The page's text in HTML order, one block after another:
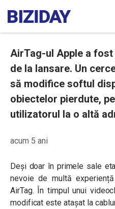
AirTag-ul Apple a
de la lansare. Un
să modifice softul
obiectelor pierdute,
utilizatorul la o altă
acum 5 ani
Deși doar în primele sale
nevoie de multă
AirTag. În timpul unui
modificat este atașat la